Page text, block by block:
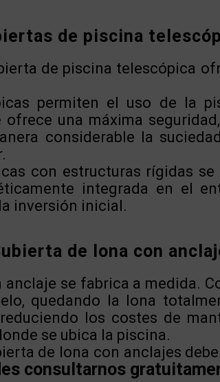
de piscina
de piscina telescópica
permiten el uso de la
ofrece una máxima
considerable la
con estructuras rígidas
integrada en el
inversión inicial.
de lona con
se fabrica a medida.
quedando la lona
los costes de
se ubica la piscina.
de lona con anclajes
consultarnos